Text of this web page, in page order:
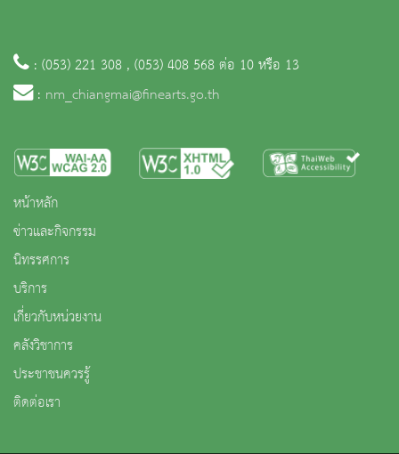
: (053) 221 308 , (053) 408 568 ต่อ 10 หรือ 13
: nm_chiangmai@finearts.go.th
หน้าหลัก
ข่าวและกิจกรรม
นิทรรศการ
บริการ
เกี่ยวกับหน่วยงาน
คลังวิชาการ
ประชาชนควรรู้
ติดต่อเรา